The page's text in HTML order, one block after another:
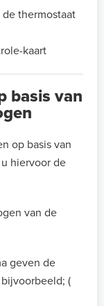
thermostaat
kaart
basis van
op basis van
hiervoor de
van de
geven de
(